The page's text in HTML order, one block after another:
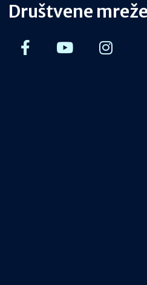
Društvene mreže